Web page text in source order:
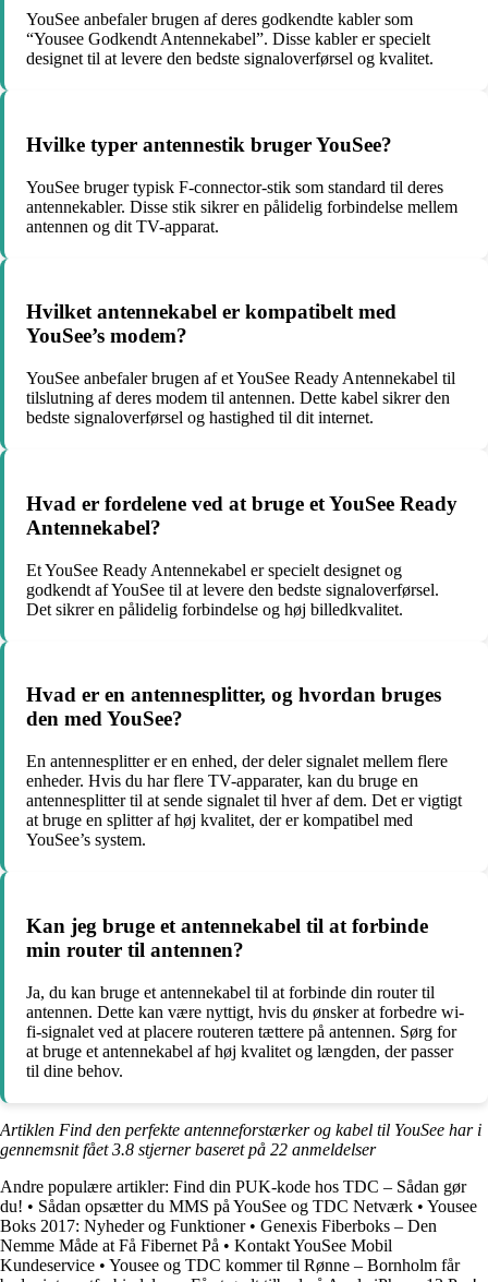
YouSee anbefaler brugen af ​​deres godkendte kabler som
“Yousee Godkendt Antennekabel”. Disse kabler er specielt
designet til at levere den bedste signaloverførsel og kvalitet.
Hvilke typer antennestik bruger YouSee?
YouSee bruger typisk F-connector-stik som standard til deres
antennekabler. Disse stik sikrer en pålidelig forbindelse mellem
antennen og dit TV-apparat.
Hvilket antennekabel er kompatibelt med
YouSee’s modem?
YouSee anbefaler brugen af et YouSee Ready Antennekabel til
tilslutning af deres modem til antennen. Dette kabel sikrer den
bedste signaloverførsel og hastighed til dit internet.
Hvad er fordelene ved at bruge et YouSee Ready
Antennekabel?
Et YouSee Ready Antennekabel er specielt designet og
godkendt af YouSee til at levere den bedste signaloverførsel.
Det sikrer en pålidelig forbindelse og høj billedkvalitet.
Hvad er en antennesplitter, og hvordan bruges
den med YouSee?
En antennesplitter er en enhed, der deler signalet mellem flere
enheder. Hvis du har flere TV-apparater, kan du bruge en
antennesplitter til at sende signalet til hver af dem. Det er vigtigt
at bruge en splitter af høj kvalitet, der er kompatibel med
YouSee’s system.
Kan jeg bruge et antennekabel til at forbinde
min router til antennen?
Ja, du kan bruge et antennekabel til at forbinde din router til
antennen. Dette kan være nyttigt, hvis du ønsker at forbedre wi-
fi-signalet ved at placere routeren tættere på antennen. Sørg for
at bruge et antennekabel af høj kvalitet og længden, der passer
til dine behov.
Artiklen Find den perfekte antenneforstærker og kabel til YouSee har i
gennemsnit fået3.8 stjerner baseret på 22 anmeldelser
Andre populære artikler: Find din PUK-kode hos TDC – Sådan gør
du! • Sådan opsætter du MMS på YouSee og TDC Netværk • Yousee
Boks 2017: Nyheder og Funktioner• Genexis Fiberboks – Den
Nemme Måde at Få Fibernet På • Kontakt YouSee Mobil
Kundeservice • Yousee og TDC kommer til Rønne – Bornholm får